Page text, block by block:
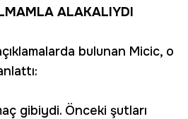
ALAKALIYDI
bulunan Micic, o
gibiydi. Önceki şutları